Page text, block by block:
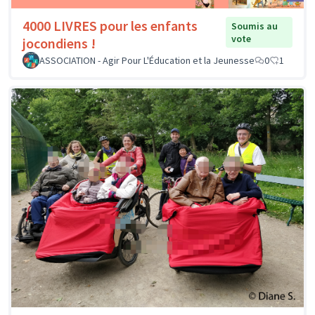
4000 LIVRES pour les enfants
jocondiens !
Soumis au
vote
ASSOCIATION - Agir Pour L'Éducation et la Jeunesse
0 1